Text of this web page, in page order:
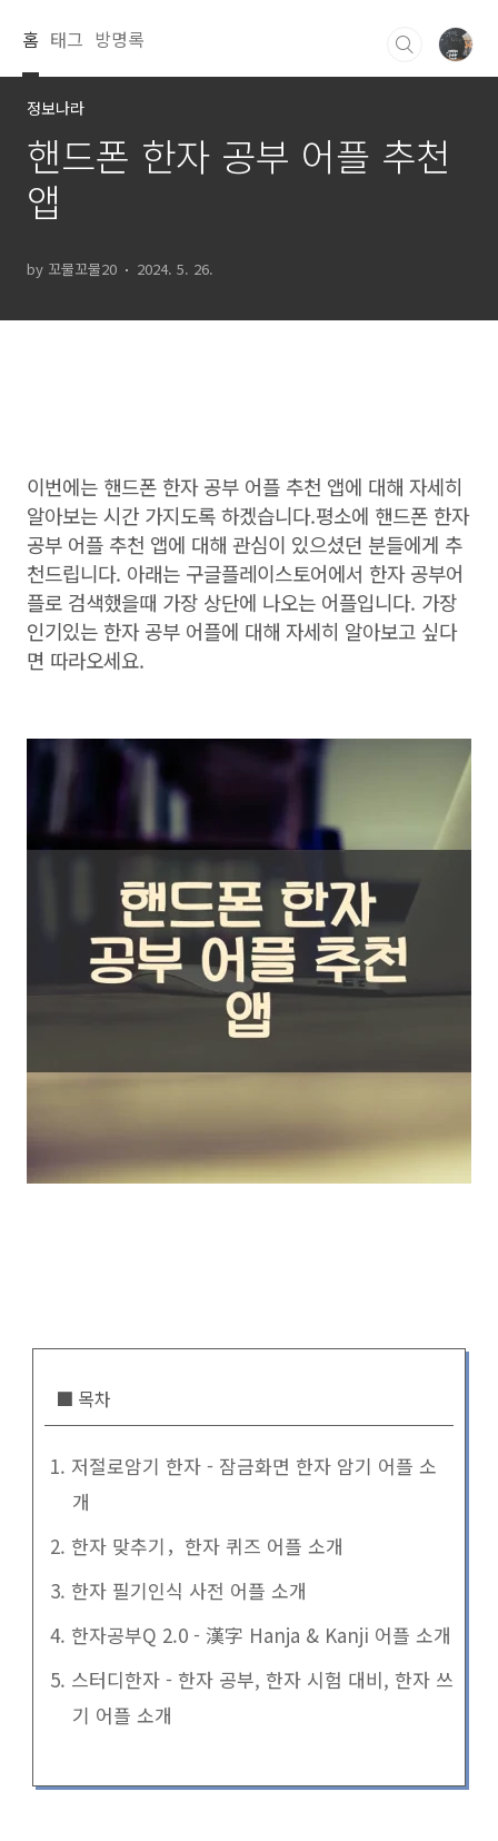
홈 태그 방명록
정보나라
핸드폰 한자 공부 어플 추천
앱
by 꼬물꼬물20 2024. 5. 26.
이번에는 핸드폰 한자 공부 어플 추천 앱에 대해 자세히
알아보는 시간 가지도록 하겠습니다.평소에 핸드폰 한자
공부 어플 추천 앱에 대해 관심이 있으셨던 분들에게 추
천드립니다. 아래는 구글플레이스토어에서 한자 공부어
플로 검색했을때 가장 상단에 나오는 어플입니다. 가장
인기있는 한자 공부 어플에 대해 자세히 알아보고 싶다
면 따라오세요.
■ 목차
1. 저절로암기 한자 - 잠금화면 한자 암기 어플 소
개
2. 한자 맞추기，한자 퀴즈 어플 소개
3. 한자 필기인식 사전 어플 소개
4. 한자공부Q 2.0 - 漢字 Hanja & Kanji 어플 소개
5. 스터디한자 - 한자 공부, 한자 시험 대비, 한자 쓰
기 어플 소개